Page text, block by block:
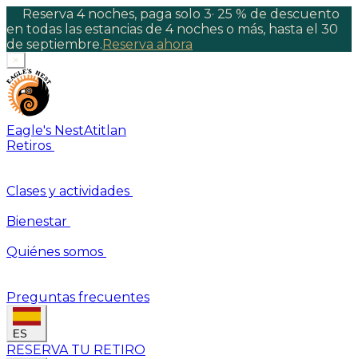
Reserva 4 noches, paga solo 3· 25 % de descuento
en todas las estancias de 4 noches o más, hasta el 30
de septiembre.Reserva ahora
×
Eagle's NestAtitlan
Retiros
Clases y actividades
Bienestar
Quiénes somos
Preguntas frecuentes
ES
RESERVA TU RETIRO